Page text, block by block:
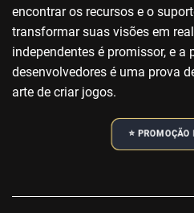
encontrar os recursos e o
transformar suas visões em
independentes é promissor, e a
desenvolvedores é uma prova
arte de criar jogos.
⭐️ PROMOÇÃO